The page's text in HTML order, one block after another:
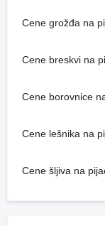
Cene grožđa na
Cene breskvi na
Cene borovnice
Cene lešnika na
Cene šljiva na